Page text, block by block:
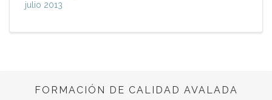
julio 2013
FORMACIÓN DE CALIDAD AVALADA